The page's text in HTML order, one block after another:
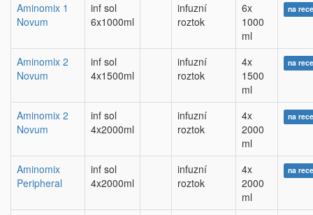
Aminomix 1
Novum
inf sol
6x1000ml
infuzní
roztok
6x
1000
ml
na
Aminomix 2
Novum
inf sol
4x1500ml
infuzní
roztok
4x
1500
ml
na
Aminomix 2
Novum
inf sol
4x2000ml
infuzní
roztok
4x
2000
ml
na
Aminomix
Peripheral
inf sol
4x2000ml
infuzní
roztok
4x
2000
ml
na